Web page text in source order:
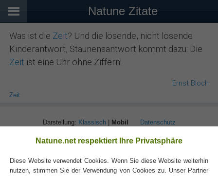
Natune Zitate
Was ist die Zeit? Und die lösende, nicht lösende
Kinderantwort, Staunensantwort kommt dazu: Die
Zeit ist eine Uhr ohne Ziffern.
Ernst Bloch
Zeit
Darstellung: Klassisch| Mobil Datenschutz
Natune.net respektiert Ihre Privatsphäre
Diese Website verwendet Cookies. Wenn Sie diese Website weiterhin
nutzen, stimmen Sie der Verwendung von Cookies zu. Unser Partner